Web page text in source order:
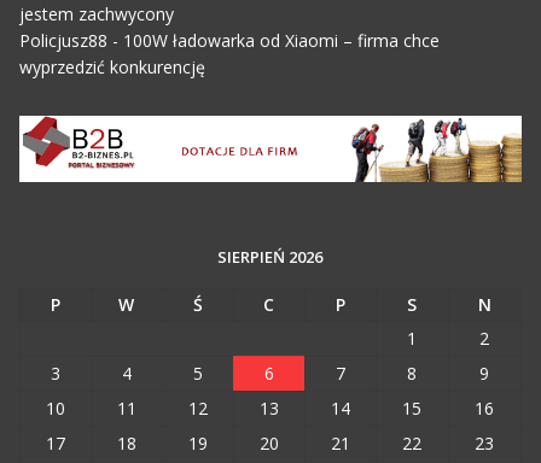
jestem zachwycony
Policjusz88 - 100W ładowarka od Xiaomi – firma chce
wyprzedzić konkurencję
SIERPIEŃ 2026
P W Ś C P S
N
1
2
3
4 5 6 7 8
9
10
11 12 13 14 15
16
17
18 19 20 21 22 23